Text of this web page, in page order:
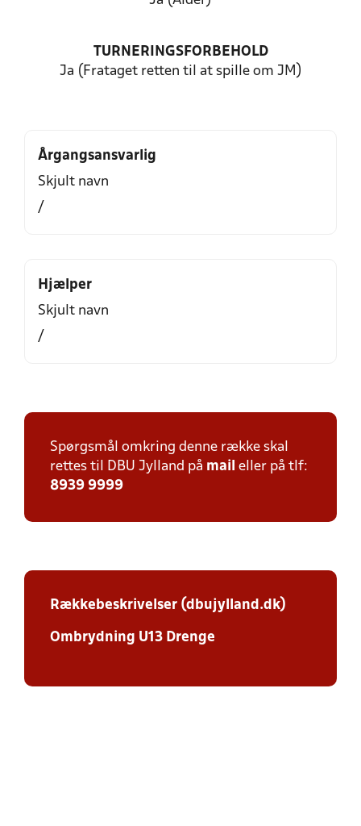
TURNERINGSFORBEHOLD
Ja (Frataget retten til at spille om JM)
Årgangsansvarlig
Skjult navn
/
Hjælper
Skjult navn
/
Spørgsmål omkring denne række skal
rettes til DBU Jylland på mail eller på tlf:
8939 9999
Rækkebeskrivelser (dbujylland.dk)
Ombrydning U13 Drenge